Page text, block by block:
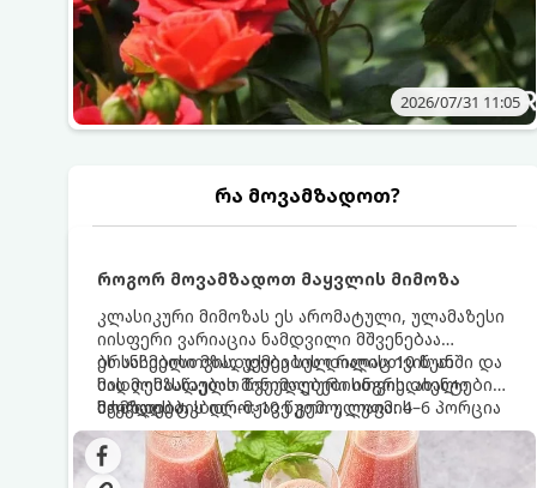
2026/07/31 11:05
რა მოვამზადოთ?
როგორ მოვამზადოთ მაყვლის მიმოზა
კლასიკური მიმოზას ეს არომატული, ულამაზესი
იისფერი ვარიაცია ნამდვილი მშვენებაა
ბრანჩებისთვის, უქმეების დილისთვის ან
სადღესასწაულო წვეულებებისთვის. ახალი
მაყვლის ტკბილ-მჟავე გემო, ლაიმის
ციტრუსოვანი არომატი და ცქრიალა ღვინის
ბუშტუკები ქმნის საოცრად დახვეწილ და
მაგრილებელ კოქტეილს.
ეს სასმელი მზადდება სულ რაღაც 10 წუთში და
მის მომზადებას მინიმალური ინგრედიენტები
სჭირდება.
მომზადების დრო: 10 წუთი ულუფა: 4–6 პორცია